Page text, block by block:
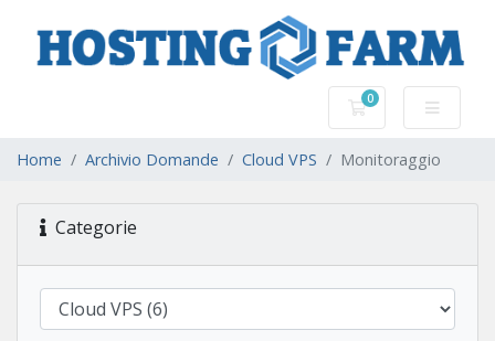
0
Carrello
Home Archivio Domande Cloud VPS Monitoraggio
Categorie